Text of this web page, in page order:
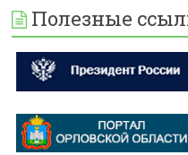
Полезные